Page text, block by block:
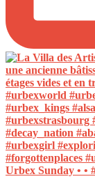
Urbex Sunday • •